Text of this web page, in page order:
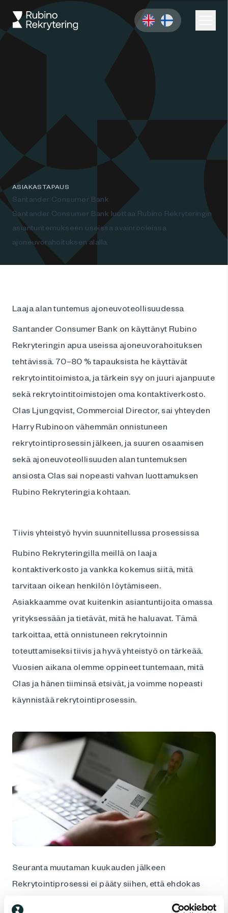
ASIAKASTAPAUS
Santander Consumer Bank
Santander Consumer Bank luottaa Rubino Rekryteringin
asiantuntemukseen useissa avainrooleissa
ajoneuvorahoituksen alalla.
Laaja alan tuntemus ajoneuvoteollisuudessa
Santander Consumer Bank on käyttänyt Rubino
Rekryteringin apua useissa ajoneuvorahoituksen
tehtävissä. 70–80 % tapauksista he käyttävät
rekrytointitoimistoa, ja tärkein syy on juuri ajanpuute
sekä rekrytointitoimistojen oma kontaktiverkosto.
Clas Ljungqvist, Commercial Director, sai yhteyden
Harry Rubinoon vähemmän onnistuneen
rekrytointiprosessin jälkeen, ja suuren osaamisen
sekä ajoneuvoteollisuuden alan tuntemuksen
ansiosta Clas sai nopeasti vahvan luottamuksen
Rubino Rekryteringia kohtaan.
Tiivis yhteistyö hyvin suunnitellussa prosessissa
Rubino Rekryteringilla meillä on laaja
kontaktiverkosto ja vankka kokemus siitä, mitä
tarvitaan oikean henkilön löytämiseen.
Asiakkaamme ovat kuitenkin asiantuntijoita omassa
yrityksessään ja tietävät, mitä he haluavat. Tämä
tarkoittaa, että onnistuneen rekrytoinnin
toteuttamiseksi tiivis ja hyvä yhteistyö on tärkeää.
Vuosien aikana olemme oppineet tuntemaan, mitä
Clas ja hänen tiiminsä etsivät, ja voimme nopeasti
käynnistää rekrytointiprosessin.
Seuranta muutaman kuukauden jälkeen
Rekrytointiprosessi ei pääty siihen, että ehdokas